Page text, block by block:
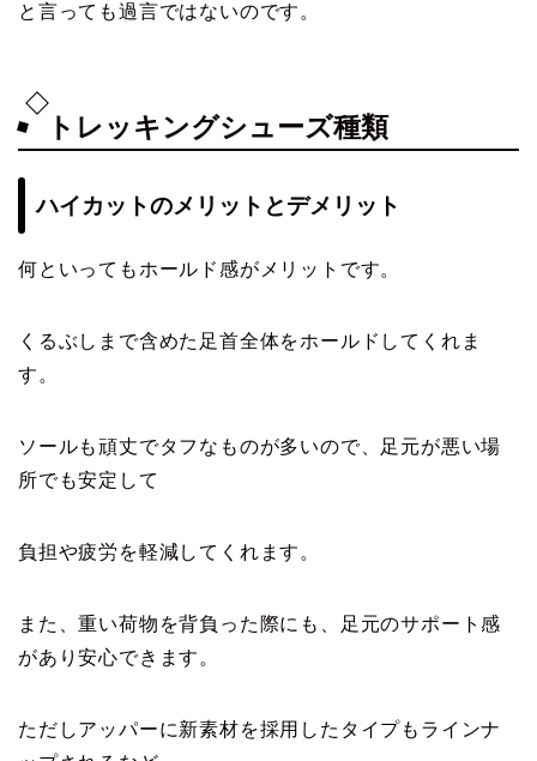
と言っても過言ではないのです。
トレッキングシューズ種類
ハイカットのメリットとデメリット
何といってもホールド感がメリットです。
くるぶしまで含めた足首全体をホールドしてくれま
す。
ソールも頑丈でタフなものが多いので、足元が悪い場
所でも安定して
負担や疲労を軽減してくれます。
また、重い荷物を背負った際にも、足元のサポート感
があり安心できます。
ただしアッパーに新素材を採用したタイプもラインナ